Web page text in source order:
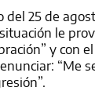
del 25 de
le
y con
“Me